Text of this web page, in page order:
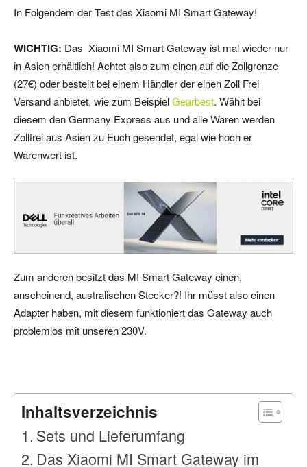
In Folgendem der Test des Xiaomi MI Smart Gateway!
WICHTIG: Das Xiaomi MI Smart Gateway ist mal wieder nur
in Asien erhältlich! Achtet also zum einen auf die Zollgrenze
(27€) oder bestellt bei einem Händler der einen Zoll Frei
Versand anbietet, wie zum BeispielGearbest. Wählt bei
diesem den Germany Express aus und alle Waren werden
Zollfrei aus Asien zu Euch gesendet, egal wie hoch er
Warenwert ist.
Zum anderen besitzt das MI Smart Gateway einen,
anscheinend, australischen Stecker?! Ihr müsst also einen
Adapter haben, mit diesem funktioniert das Gateway auch
problemlos mit unseren 230V.
Inhaltsverzeichnis
Sets und Lieferumfang
Das Xiaomi MI Smart Gateway im